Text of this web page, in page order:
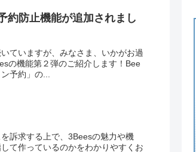
約防止機能が追加されまし
ていますが、みなさま、いかがお過
の機能第２弾のご紹介します！Bee
予約」の...
訴求する上で、3Beesの魅力や機
て作っているのかをわかりやすくお